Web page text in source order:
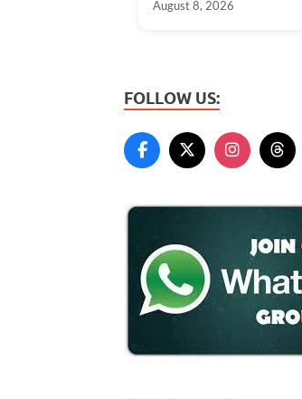
August 8, 2026
FOLLOW US: